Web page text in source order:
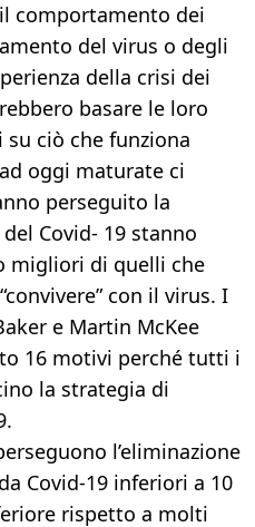
comportamento dei
del virus o degli
della crisi dei
basare le loro
ciò che funziona
oggi maturate ci
perseguito la
Covid- 19 stanno
migliori di quelli che
con il virus. I
e Martin McKee
16 motivi perché tutti i
la strategia di
l’eliminazione
Covid-19 inferiori a 10
rispetto a molti